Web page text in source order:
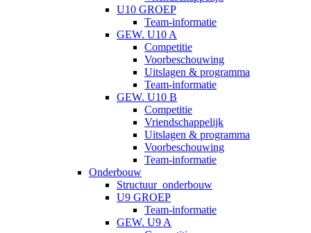
U10 GROEP
Team-informatie
GEW. U10 A
Competitie
Voorbeschouwing
Uitslagen & programma
Team-informatie
GEW. U10 B
Competitie
Vriendschappelijk
Uitslagen & programma
Voorbeschouwing
Team-informatie
Onderbouw
Structuur_onderbouw
U9 GROEP
Team-informatie
GEW. U9 A